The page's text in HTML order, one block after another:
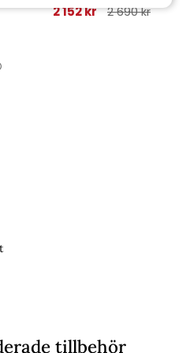
2 152 kr 2 690 kr
tillbehör